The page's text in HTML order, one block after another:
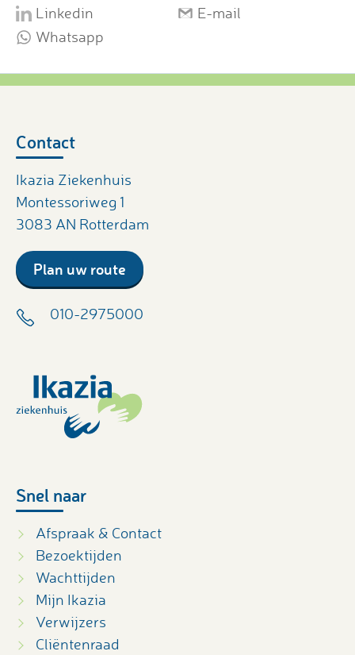
Linkedin
E-mail
Whatsapp
Contact
Ikazia Ziekenhuis
Montessoriweg 1
3083 AN Rotterdam
Plan uw route
010-2975000
Snel naar
Afspraak & Contact
Bezoektijden
Wachttijden
Mijn Ikazia
Verwijzers
Cliëntenraad